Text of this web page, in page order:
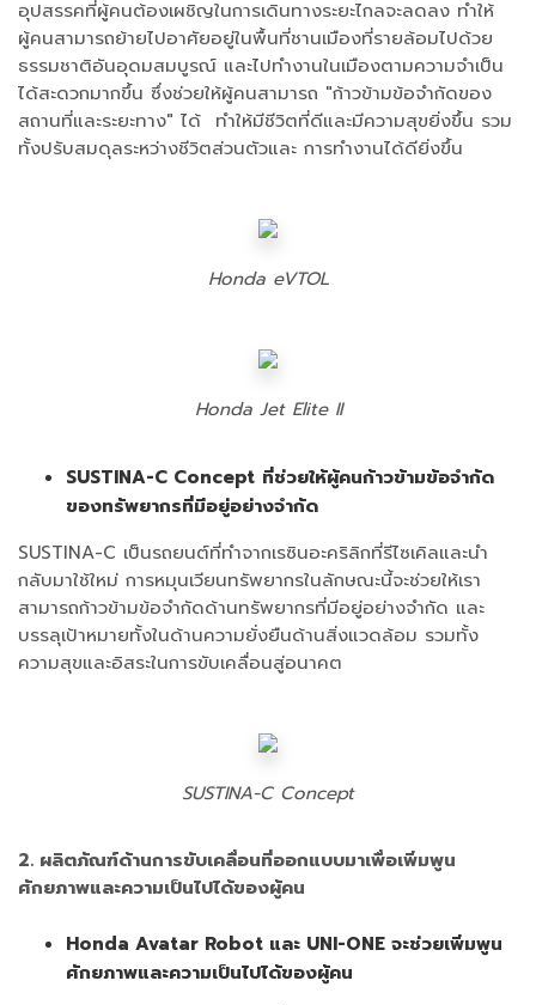
อุปสรรคที่ผู้คนต้องเผชิญในการเดินทางระยะไกลจะลดลง ทำให้
ผู้คนสามารถย้ายไปอาศัยอยู่ในพื้นที่ชานเมืองที่รายล้อมไปด้วย
ธรรมชาติอันอุดมสมบูรณ์ และไปทำงานในเมืองตามความจำเป็น
ได้สะดวกมากขึ้น ซึ่งช่วยให้ผู้คนสามารถ "ก้าวข้ามข้อจำกัดของ
สถานที่และระยะทาง" ได้ ทำให้มีชีวิตที่ดีและมีความสุขยิ่งขึ้น รวม
ทั้งปรับสมดุลระหว่างชีวิตส่วนตัวและ การทำงานได้ดียิ่งขึ้น
Honda eVTOL
Honda Jet Elite II
SUSTINA-C Concept ที่ช่วยให้ผู้คนก้าวข้ามข้อจำกัด
ของทรัพยากรที่มีอยู่อย่างจำกัด
SUSTINA-C เป็นรถยนต์ที่ทำจากเรซินอะคริลิกที่รีไซเคิลและนำ
กลับมาใช้ใหม่ การหมุนเวียนทรัพยากรในลักษณะนี้จะช่วยให้เรา
สามารถก้าวข้ามข้อจำกัดด้านทรัพยากรที่มีอยู่อย่างจำกัด และ
บรรลุเป้าหมายทั้งในด้านความยั่งยืนด้านสิ่งแวดล้อม รวมทั้ง
ความสุขและอิสระในการขับเคลื่อนสู่อนาคต
SUSTINA-C Concept
2. ผลิตภัณฑ์ด้านการขับเคลื่อนที่ออกแบบมาเพื่อเพิ่มพูน
ศักยภาพและความเป็นไปได้ของผู้คน
Honda Avatar Robot และ UNI-ONE จะช่วยเพิ่มพูน
ศักยภาพและความเป็นไปได้ของผู้คน